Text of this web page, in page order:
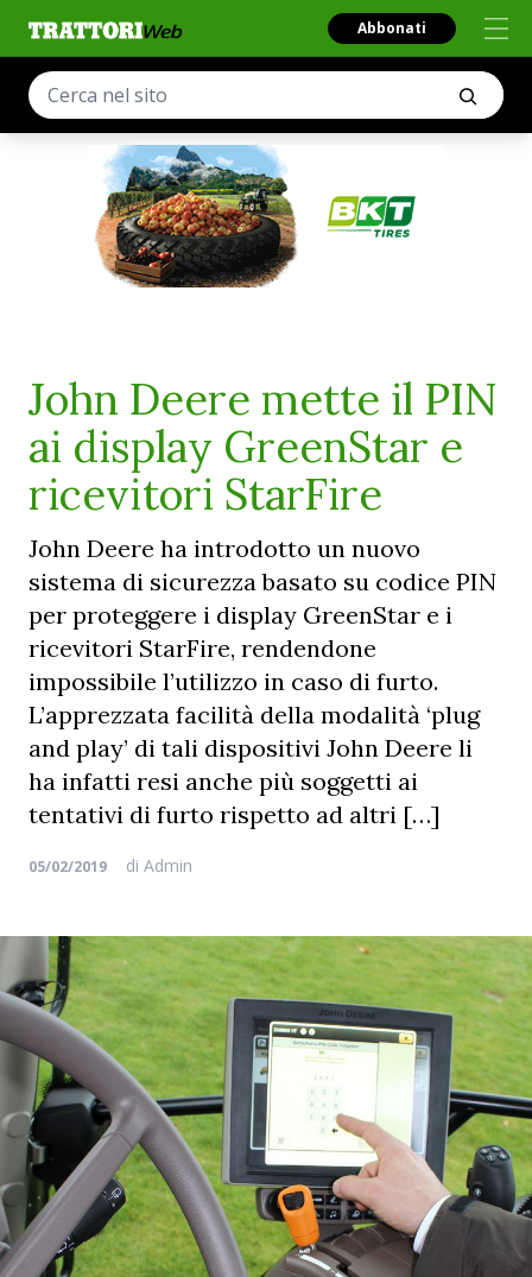
Abbonati
John Deere mette il PIN
ai display GreenStar e
ricevitori StarFire
John Deere ha introdotto un nuovo
sistema di sicurezza basato su codice PIN
per proteggere i display GreenStar e i
ricevitori StarFire, rendendone
impossibile l’utilizzo in caso di furto.
L’apprezzata facilità della modalità ‘plug
and play’ di tali dispositivi John Deere li
ha infatti resi anche più soggetti ai
tentativi di furto rispetto ad altri […]
05/02/2019 di Admin